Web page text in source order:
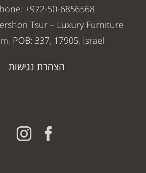
+972-50-6856568
Tsur – Luxury Furniture
POB: 337, 17905, Israel
הצהרת נגישות